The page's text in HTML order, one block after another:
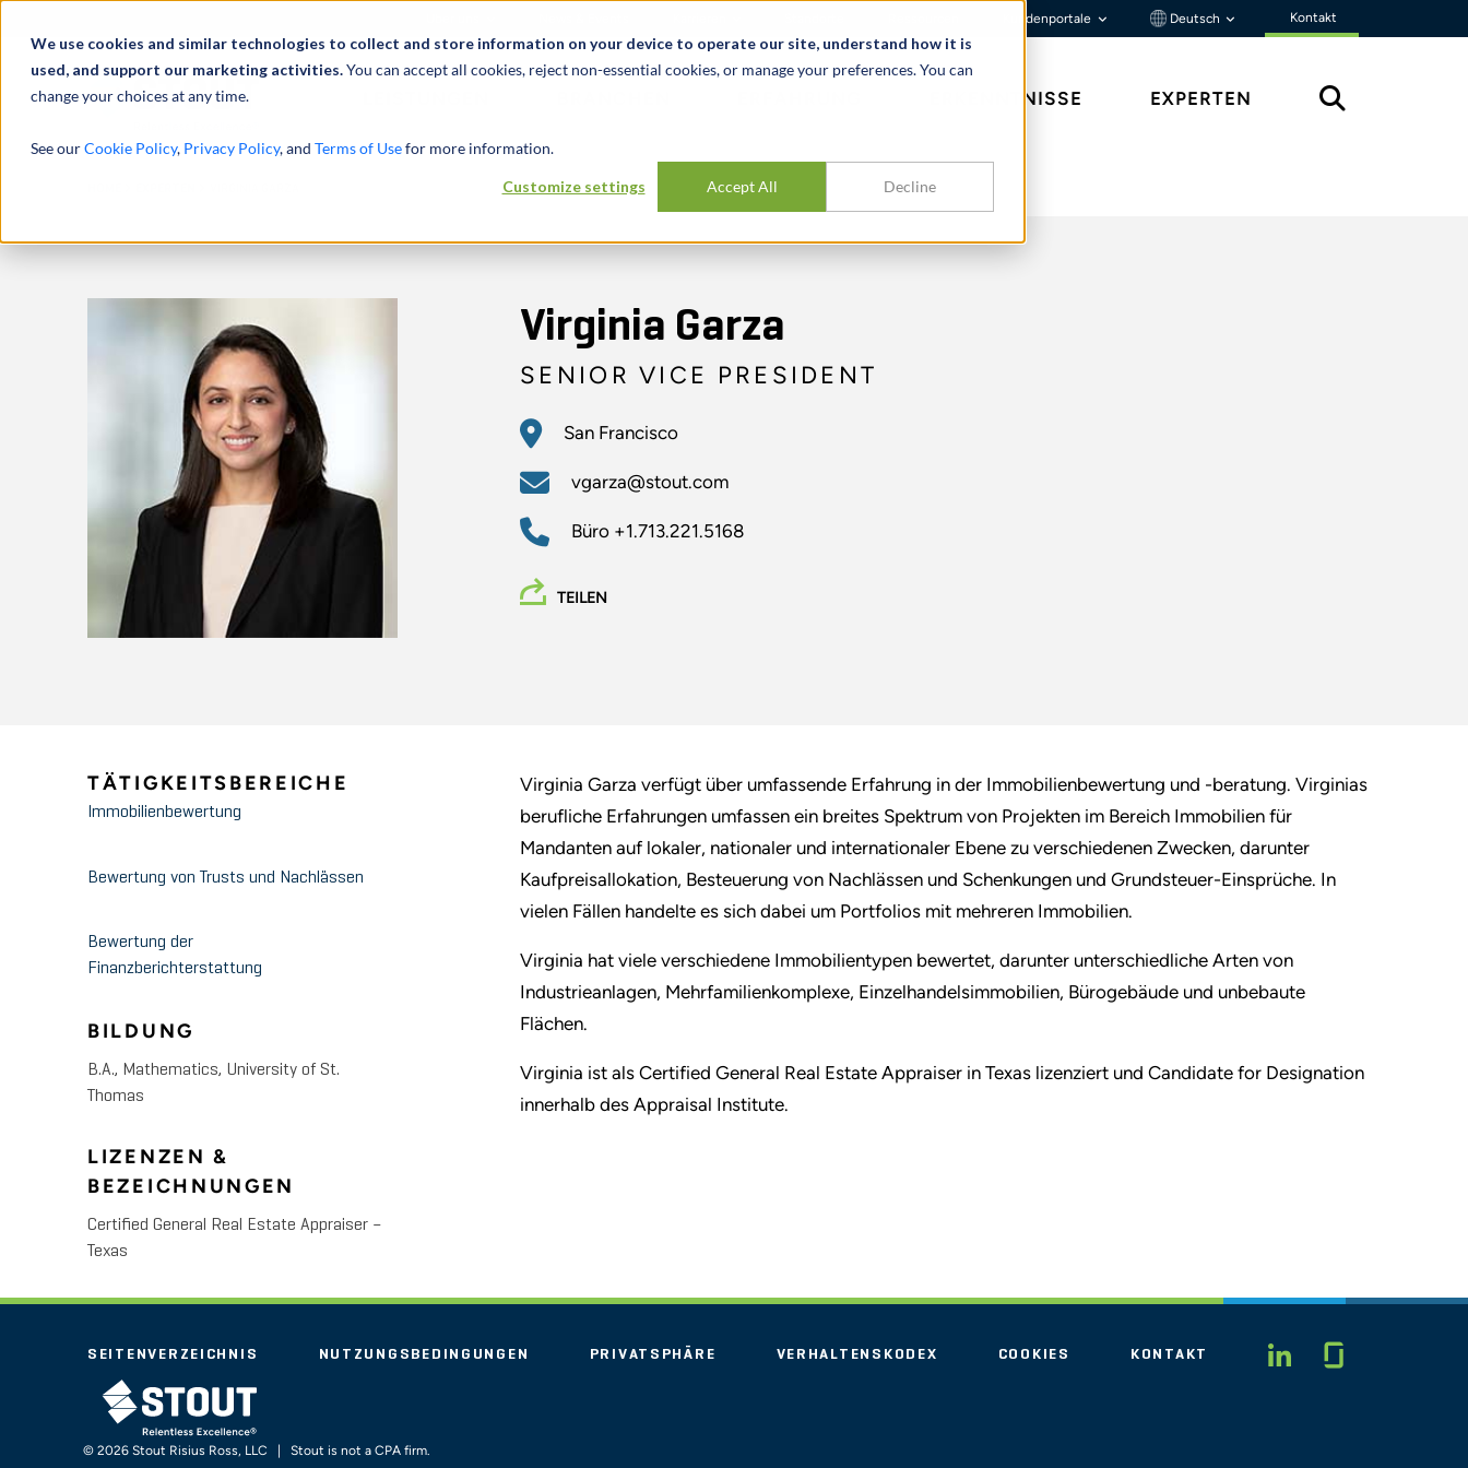
We use cookies and similar technologies to collect and store information on your device to operate our site, understand how it is
used, and support our marketing activities.You can accept all cookies, reject non-essential cookies, or manage your preferences. You can
change your choices at any time.
See ourCookie Policy, Privacy Policy, and Terms of Usefor more information.
Customize settings Accept All Decline
Kundenportale Deutsch Kontakt
ERKENNTNISSE EXPERTEN
Virginia Garza
SENIOR VICE PRESIDENT
San Francisco
vgarza@stout.com
Büro +1.713.221.5168
TEILEN
Virginia Garza verfügt über umfassende Erfahrung in der Immobilienbewertung und -beratung. Virginias
berufliche Erfahrungen umfassen ein breites Spektrum von Projekten im Bereich Immobilien für
Mandanten auf lokaler, nationaler und internationaler Ebene zu verschiedenen Zwecken, darunter
Kaufpreisallokation, Besteuerung von Nachlässen und Schenkungen und Grundsteuer-Einsprüche. In
vielen Fällen handelte es sich dabei um Portfolios mit mehreren Immobilien.
Virginia hat viele verschiedene Immobilientypen bewertet, darunter unterschiedliche Arten von
Industrieanlagen, Mehrfamilienkomplexe, Einzelhandelsimmobilien, Bürogebäude und unbebaute
Flächen.
Virginia ist als Certified General Real Estate Appraiser in Texas lizenziert und Candidate for Designation
innerhalb des Appraisal Institute.
TÄTIGKEITSBEREICHE
Immobilienbewertung
Bewertung von Trusts und Nachlässen
Bewertung der
Finanzberichterstattung
BILDUNG
B.A., Mathematics, University of St.
Thomas
LIZENZEN &
BEZEICHNUNGEN
Certified General Real Estate Appraiser –
Texas
LINKEDIN
SEITENVERZEICHNIS NUTZUNGSBEDINGUNGEN PRIVATSPHÄRE VERHALTENSKODEX COOKIES
KONTAKT
STOUT LOGO
© 2026 Stout Risius Ross, LLC | Stout is not a CPA firm.